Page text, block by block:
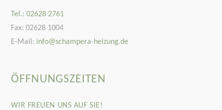
Tel.: 02628 2761
Fax: 02628 1004
E-Mail: info@schampera-heizung.de
ÖFFNUNGSZEITEN
WIR FREUEN UNS AUF SIE!